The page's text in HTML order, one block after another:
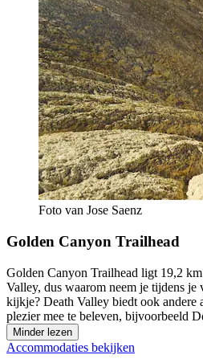
Foto van Jose Saenz
Golden Canyon Trailhead
Golden Canyon Trailhead ligt 19,2
Valley, dus waarom neem je tijdens je
kijkje? Death Valley biedt ook andere
plezier mee te beleven, bijvoorbeeld
Minder lezen
Accommodaties bekijken